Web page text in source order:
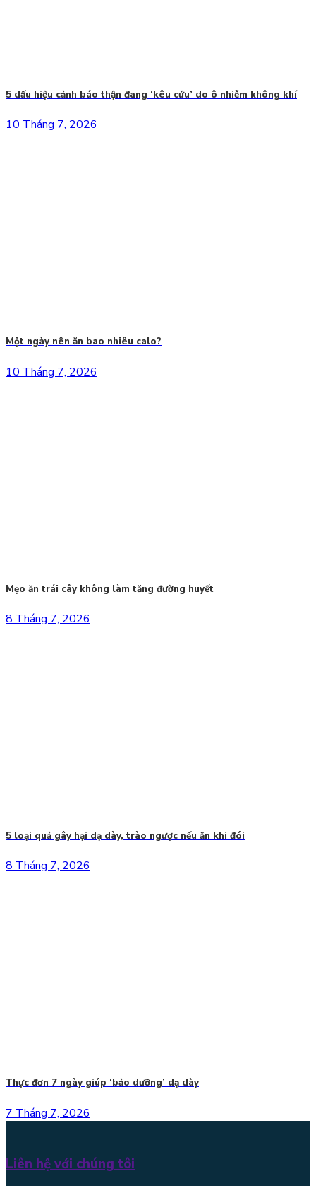
5 dấu hiệu cảnh báo thận đang ‘kêu cứu’ do ô nhiễm không khí
10 Tháng 7, 2026
Một ngày nên ăn bao nhiêu calo?
10 Tháng 7, 2026
Mẹo ăn trái cây không làm tăng đường huyết
8 Tháng 7, 2026
5 loại quả gây hại dạ dày, trào ngược nếu ăn khi đói
8 Tháng 7, 2026
Thực đơn 7 ngày giúp ‘bảo dưỡng’ dạ dày
7 Tháng 7, 2026
Liên hệ với chúng tôi